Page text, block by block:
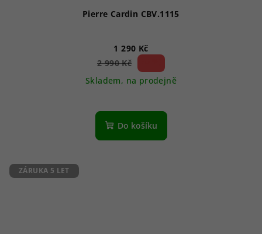
Pierre Cardin CBV.1115
1 290 Kč
2 990 Kč
Skladem, na prodejně
Do košíku
ZÁRUKA 5 LET